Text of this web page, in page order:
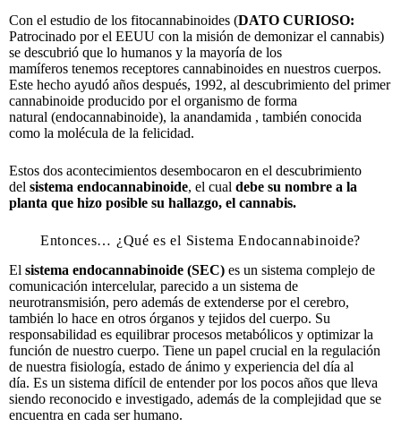
Con el estudio de los fitocannabinoides (DATO CURIOSO:
Patrocinado por el EEUU con la misión de demonizar el cannabis)
se descubrió que lo humanos y la mayoría de los
mamíferos tenemos receptores cannabinoides en nuestros cuerpos.
Este hecho ayudó años después, 1992, al descubrimiento del primer
cannabinoide producido por el organismo de forma
natural (endocannabinoide), la anandamida , también conocida
como la molécula de la felicidad.
Estos dos acontecimientos desembocaron en el descubrimiento
del sistema endocannabinoide, el cual debe su nombre a la
planta que hizo posible su hallazgo, el cannabis.
Entonces… ¿Qué es el Sistema Endocannabinoide?
El sistema endocannabinoide (SEC) es un sistema complejo de
comunicación intercelular, parecido a un sistema de
neurotransmisión, pero además de extenderse por el cerebro,
también lo hace en otros órganos y tejidos del cuerpo. Su
responsabilidad es equilibrar procesos metabólicos y optimizar la
función de nuestro cuerpo. Tiene un papel crucial en la regulación
de nuestra fisiología, estado de ánimo y experiencia del día al
día. Es un sistema difícil de entender por los pocos años que lleva
siendo reconocido e investigado, además de la complejidad que se
encuentra en cada ser humano.